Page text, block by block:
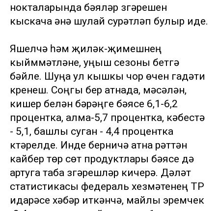
нокталарында бәяләр үзгәрешен
кыскача әнә шулай сурәтләп булыр иде.
Яшелчә һәм җиләк-җимешнең
кыйммәтләнүе, уңыш сезоны бетүгә
бәйле. Шуңа ул кышкы чор өчен гадәти
күренеш. Соңгы бер атнада, мәсәлән,
кишер белән бәрәңге бәясе 6,1-6,2
процентка, алма-5,7 процентка, кәбестә
- 5,1, башлы суган - 4,4 процентка
күтәрелде. Инде берничә атна рәттән
кайбер төр сөт продуктлары бәясе дә
артуга таба үзгәрешләр кичерә. Дәүләт
статистикасы федераль хезмәтенең ТР
идарәсе хәбәр иткәнчә, майлы эремчек